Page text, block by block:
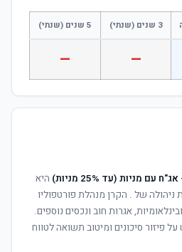
3 שנים (שנתי) 5 שנים (שנתי)
—
—
מניות (עד 25% מניות)
היא
ניהולה של . הקרן מנהלת פורטפוליו
אגרות חוב ונכסים נוספים.
פיזור סיכונים ומיטוב תשואה לטווח